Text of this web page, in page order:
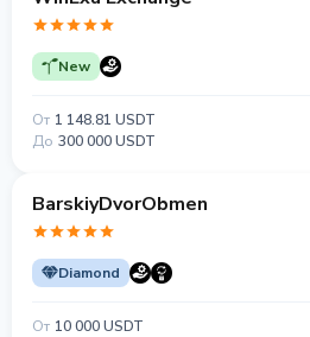
New
От 1 148.81 USDT
До 300 000 USDT
BarskiyDvorObmen
Diamond
От 10 000 USDT